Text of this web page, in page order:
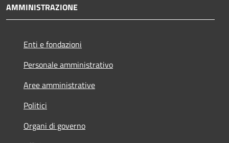
AMMINISTRAZIONE
Enti e fondazioni
Personale amministrativo
Aree amministrative
Politici
Organi di governo